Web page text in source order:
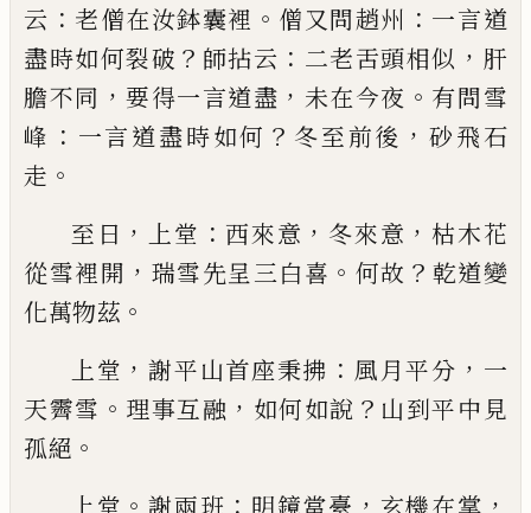
云 ： 老僧在汝鉢囊裡 。 僧又問趙州 ： 一言道
盡時如何裂破 ？ 師拈云 ： 二老舌頭相似 ， 肝
膽不同 ，要得一言道盡 ， 未在今夜 。 有問雪
峰 ： 一言道盡時如何 ？ 冬至前後 ， 砂飛石
走 。
至日 ， 上堂 ： 西來意 ， 冬來意 ， 枯木花
從雪裡開 ， 瑞雪先呈三白喜 。 何故 ？ 乾道變
化萬物茲 。
上堂 ，謝平山首座秉拂 ： 風月平分 ， 一
天霽雪 。 理事互融 ， 如何如說 ？ 山到平中見
孤絕 。
上堂 。謝兩班 ： 明鏡當臺 ， 玄機在掌 ，